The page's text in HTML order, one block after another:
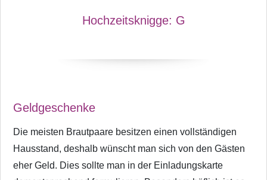
Hochzeitsknigge: G
Geldgeschenke
Die meisten Brautpaare besitzen einen vollständigen
Hausstand, deshalb wünscht man sich von den Gästen
eher Geld. Dies sollte man in der Einladungskarte